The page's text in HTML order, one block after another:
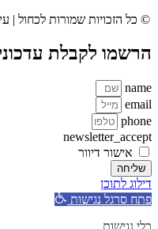
© כל הזכויות שמורות לכחול |
הרשמו לקבלת
name
email
phone
newsletter_accept
אישור דיוור
שליחה
דילוג לתוכן
פתח סרגל נגישות
כלי נגישות